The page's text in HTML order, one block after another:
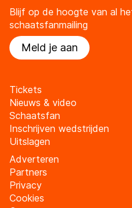
Blijf op de hoogte van al
schaatsfanmailing
Meld je aan
Tickets
Nieuws & video
Schaatsfan
Inschrijven wedstrijden
Uitslagen
Adverteren
Partners
Privacy
Cookies